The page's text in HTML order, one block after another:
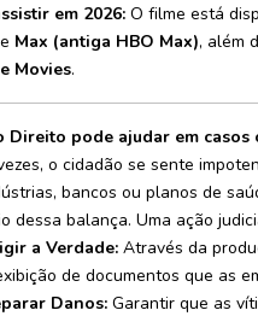
em 2026: O filme está
e Max (antiga HBO Max), além
Movies.
Direito pode ajudar em casos
o cidadão se sente
bancos ou planos de
dessa balança. Uma ação
a Verdade: Através da
de documentos que as
Danos: Garantir que as